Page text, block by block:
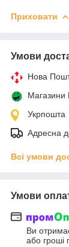
Приховати
Умови
Нова
Магазини
Укрпошта
Адресна
Всі умови
Умови
Ви
або гроші